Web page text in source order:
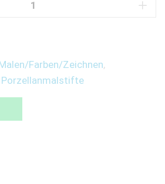
Farben/Zeichnen,
Porzellanmalstifte